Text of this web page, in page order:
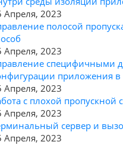
Апреля, 2023
полосой
Апреля, 2023
специфичными
приложения
Апреля, 2023
с плохой пропускной
Апреля, 2023
сервер и
Апреля, 2023